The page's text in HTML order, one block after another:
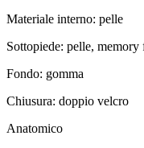
Materiale interno: pelle
Sottopiede: pelle, memory
Fondo: gomma
Chiusura: doppio velcro
Anatomico